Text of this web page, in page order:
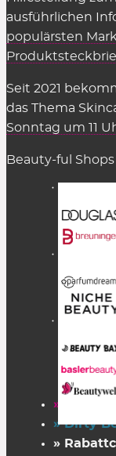
ausführlichen
populärsten
Seit 2021
das Thema
Sonntag um 11
Beauty-ful Shops
»
» Dirty
»